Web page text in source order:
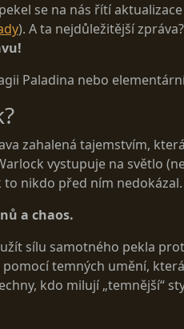
se na nás řítí aktualizace
). A ta nejdůležitější zpráva?
Paladina nebo
zahalená tajemstvím,
vystupuje na světlo
nikdo před ním nedokázal.
a chaos.
sílu samotného pekla
temných umění,
kdo milují „temnější“